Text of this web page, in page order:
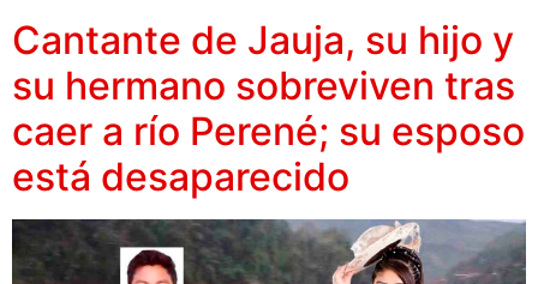
Cantante de Jauja, su hijo y
su hermano sobreviven tras
caer a río Perené; su esposo
está desaparecido